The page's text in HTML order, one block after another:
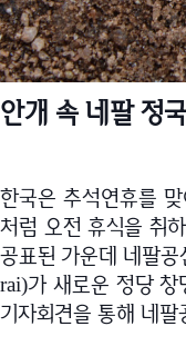
안개 속 네팔 정국
한국은 추석연휴를
처럼 오전 휴식을 취
공표된 가운데 네팔공
rai)가 새로운 정당 창
기자회견을 통해 네